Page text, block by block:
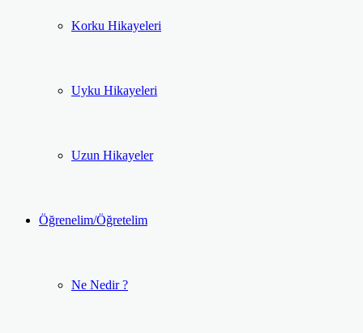
Korku Hikayeleri
Uyku Hikayeleri
Uzun Hikayeler
Öğrenelim/Öğretelim
Ne Nedir ?